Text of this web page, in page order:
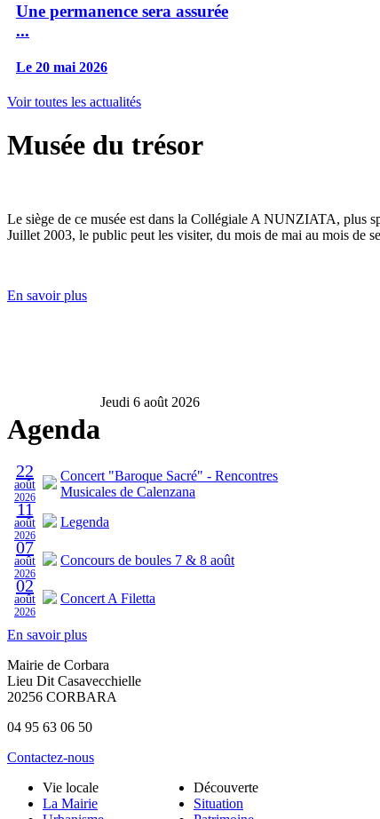
Une permanence sera assurée
...
Le 20 mai 2026
Voir toutes les actualités
Musée du trésor
Le siège de ce musée est dans la Collégiale A NUNZIATA, plus
Juillet 2003, le public peut les visiter, du mois de mai au mois de
En savoir plus
Agenda
Jeudi 6 août 2026
22
août
2026
Concert "Baroque Sacré" - Rencontres
Musicales de Calenzana
11
août
2026
Legenda
07
août
2026
Concours de boules 7 & 8 août
02
août
2026
Concert A Filetta
En savoir plus
Mairie de Corbara
Lieu Dit Casavecchielle
20256 CORBARA
04 95 63 06 50
Contactez-nous
Vie locale
La Mairie
Découverte
Situation